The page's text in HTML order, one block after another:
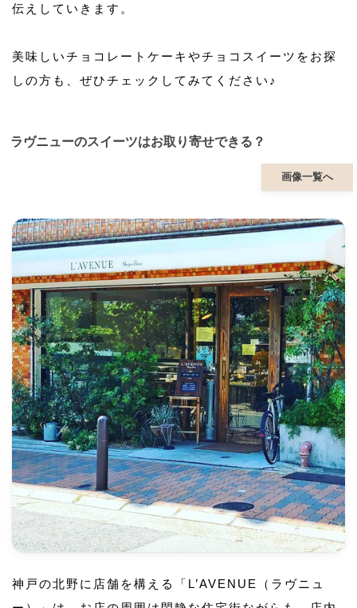
伝えしていきます。
美味しいチョコレートケーキやチョコスイーツをお探
しの方も、ぜひチェックしてみてください♪
ラヴニューのスイーツはお取り寄せできる？
画像一覧へ
神戸の北野に店舗を構える「L’AVENUE（ラヴニュ